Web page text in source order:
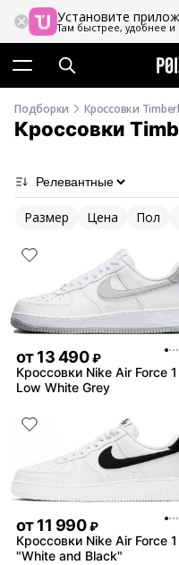
Установите
Там быстрее, удобнее
Подборки Кроссовки
Кроссовки
Размер Цена Пол
от13 490 ₽
Кроссовки Nike Air Force 1
Low White Grey
от11 990 ₽
Кроссовки Nike Air Force 1
"White and Black"